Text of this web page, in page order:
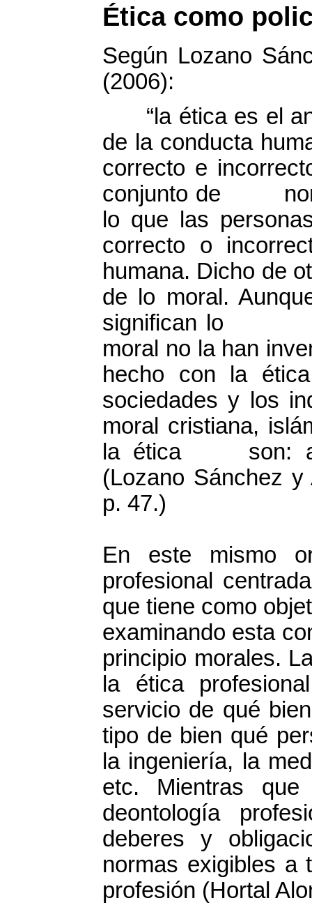
Ética como
Según Lozano
(2006):
“la ética es el
de la conducta
correcto e
conjunto de
lo que las
correcto o
humana. Dicho
de lo moral.
significan lo
moral no la han
hecho con la
sociedades y los
moral cristiana,
la ética son:
(Lozano Sánchez y
p. 47.)
En este mismo
profesional
que tiene como
examinando esta
principio morales.
la ética
servicio de qué
tipo de bien qué
la ingeniería, la
etc. Mientras
deontología
deberes y
normas exigibles a
profesión (Hortal